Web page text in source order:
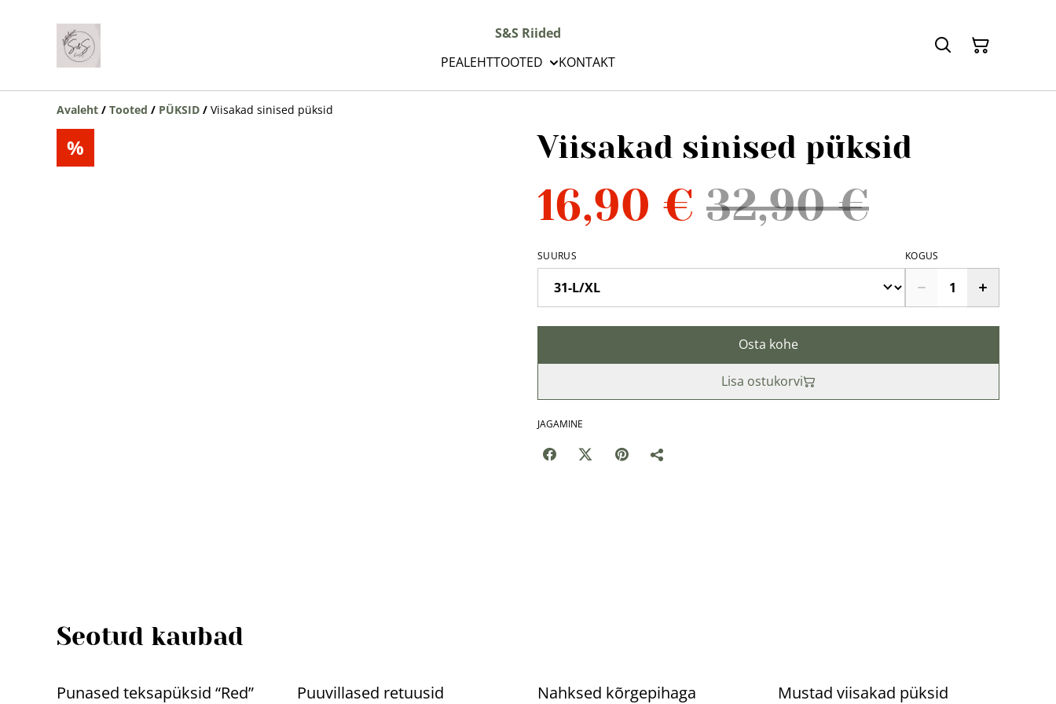
S&S Riided
PEALEHTTOOTED KONTAKT
Avaleht / Tooted / PÜKSID / Viisakad sinised püksid
% Viisakad sinised püksid
16,90 € 32,90 €
SUURUS KOGUS
Osta kohe
Lisa ostukorvi
JAGAMINE
Seotud kaubad
%
Punased teksapüksid “Red” %
Puuvillased retuusid %
Nahksed kõrgepihaga
%
Mustad viisakad püksid